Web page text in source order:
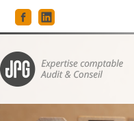
Aller
au